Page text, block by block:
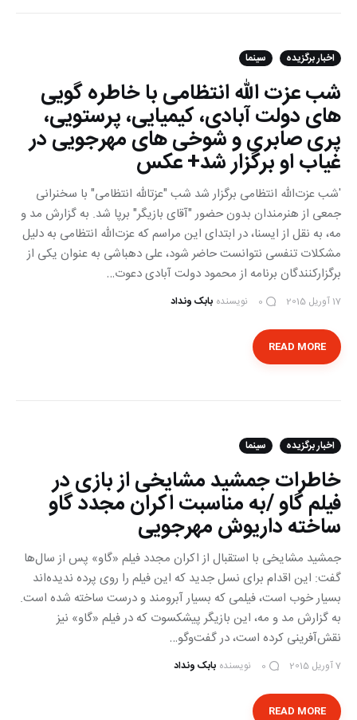
اخبار برگزیده سینما
شب عزت الله انتظامی با خاطره گویی
های دولت آبادی، کیمیایی، پرستویی،
پری صابری و شوخی های مهرجویی در
غیاب او برگزار شد+ عکس
'شب عزت‌الله انتظامی برگزار شد شب "عزت‎الله انتظامی" با سخنرانی
جمعی از هنرمندان بدون حضور "آقای بازیگر" برپا شد. به گزارش مد و
مه، به نقل از ایسنا، در ابتدای این مراسم که عزت‌الله انتظامی به دلیل
مشکلات تنفسی نتوانست حاضر شود، علی دهباشی به عنوان یکی از
برگزارکنندگان برنامه از محمود دولت آبادی دعوت…
17 آوریل 2015 0 نویسنده بابک ونداد
READ MORE
اخبار برگزیده سینما
خاطرات جمشید مشایخی از بازی در
فیلم گاو /به مناسبت اکران مجدد گاو
ساخته داریوش مهرجویی
جمشید مشایخی با استقبال از اکران مجدد فیلم «گاو» پس از سال‌ها
گفت: این اقدام برای نسل جدید که این فیلم را روی پرده ندیده‌اند
بسیار خوب است، فیلمی که بسیار آبرومند و درست ساخته شده است.
به گزارش مد و مه، این بازیگر پیشکسوت که در فیلم «گاو» نیز
نقش‌آفرینی کرده است، در گفت‌وگو…
7 آوریل 2015 0 نویسنده بابک ونداد
READ MORE